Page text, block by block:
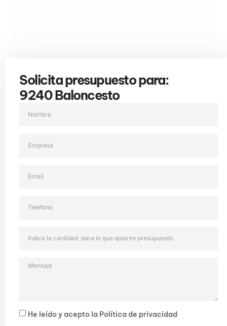
Solicita presupuesto para:
9240 Baloncesto
He leído y acepto la Política de privacidad